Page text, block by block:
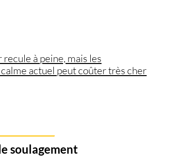
recule à peine, mais les
actuel peut coûter très cher
soulagement